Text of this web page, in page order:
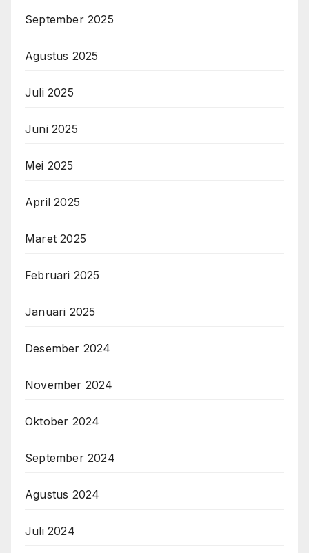
September 2025
Agustus 2025
Juli 2025
Juni 2025
Mei 2025
April 2025
Maret 2025
Februari 2025
Januari 2025
Desember 2024
November 2024
Oktober 2024
September 2024
Agustus 2024
Juli 2024